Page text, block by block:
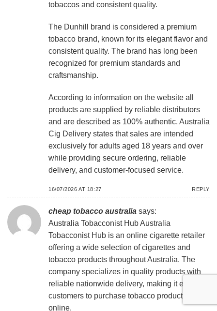
tobaccos and consistent quality.
The Dunhill brand is considered a premium
tobacco brand, known for its elegant flavor and
consistent quality. The brand has long been
recognized for premium standards and
craftsmanship.
According to information on the website all
products are supplied by reliable distributors
and are described as 100% authentic. Australia
Cig Delivery states that sales are intended
exclusively for adults aged 18 years and over
while providing secure ordering, reliable
delivery, and customer-focused service.
16/07/2026 AT 18:27 REPLY
cheap tobacco australia says:
Australia Tobacconist HubAustralia
Tobacconist Hub is an online cigarette retailer
offering a wide selection of cigarettes and
tobacco products throughout Australia. The
company specializes in quality products with
reliable nationwide delivery, making it easy for
customers to purchase tobacco products
online.